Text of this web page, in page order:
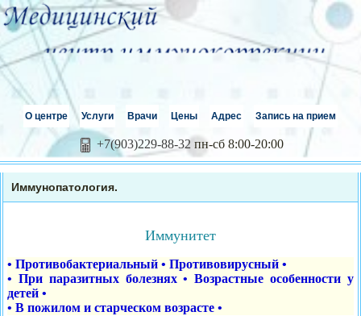
О центре Услуги Врачи Цены Адрес Запись на прием
+7(903)229-88-32 пн-сб 8:00-20:00
Иммунопатология.
Иммунитет
• Противобактериальный • Противовирусный •
• При паразитных болезнях•Возрастные особенности у
детей •
• В пожилом и старческом возрасте •